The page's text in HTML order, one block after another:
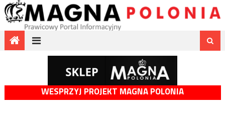
WESPRZYJ PROJEKT MAGNA POLONIA